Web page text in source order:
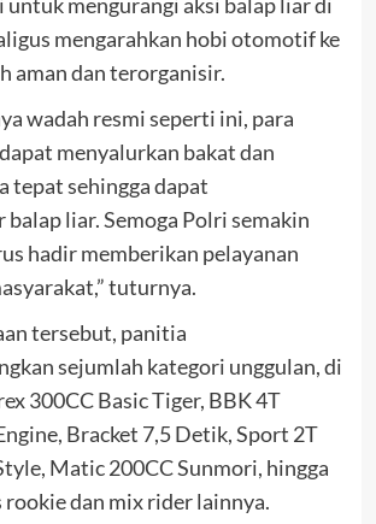
mengarahkan hobi otomotif ke
aman dan terorganisir.
wadah resmi seperti ini, para
menyalurkan bakat dan
tepat sehingga dapat
liar. Semoga Polri semakin
hadir memberikan pelayanan
tuturnya.
tersebut, panitia
sejumlah kategori unggulan, di
300CC Basic Tiger, BBK 4T
Bracket 7,5 Detik, Sport 2T
Matic 200CC Sunmori, hingga
rookie dan mix rider lainnya.